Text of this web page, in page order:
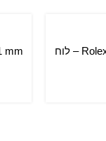
Rolex Oyster Perpetual – 34 mm – לוח